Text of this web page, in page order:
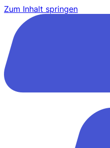
Zum Inhalt springen